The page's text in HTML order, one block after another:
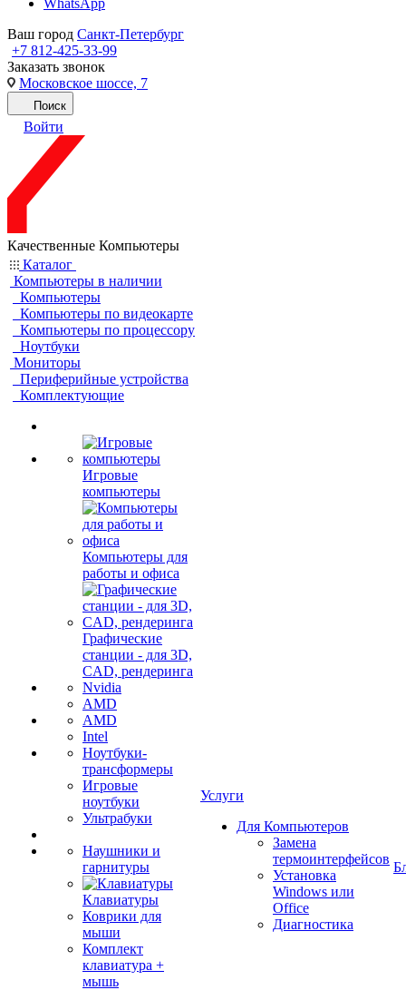
WhatsApp
Ваш город Санкт-Петербург
+7 812-425-33-99
Заказать звонок
Московское шоссе, 7
Поиск
Войти
Качественные Компьютеры
Каталог
Компьютеры в наличии
Компьютеры
Компьютеры по видеокарте
Компьютеры по процессору
Ноутбуки
Мониторы
Периферийные устройства
Комплектующие
Игровые
компьютеры
Компьютеры для
работы и офиса
Графические
станции - для 3D,
CAD, рендеринга
Nvidia
AMD
AMD
Intel
Ноутбуки-
трансформеры
Игровые
ноутбуки
Ультрабуки
Наушники и
гарнитуры
Клавиатуры
Коврики для
мыши
Комплект
клавиатура +
мышь
Услуги
Для Компьютеров
Замена
термоинтерфейсов
Установка
Windows или
Office
Диагностика